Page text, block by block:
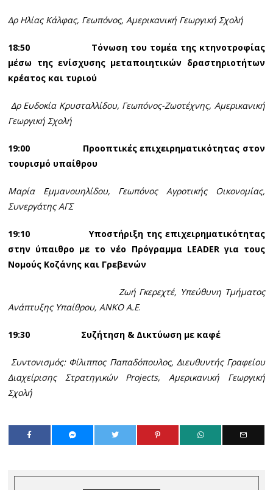
Δρ Ηλίας Κάλφας, Γεωπόνος, Αμερικανική Γεωργική Σχολή
18:50 Τόνωση του τομέα της κτηνοτροφίας
μέσω της ενίσχυσης μεταποιητικών δραστηριοτήτων
κρέατος και τυριού
Δρ Ευδοκία Κρυσταλλίδου, Γεωπόνος-Ζωοτέχνης, Αμερικανική
Γεωργική Σχολή
19:00 Προοπτικές επιχειρηματικότητας στον
τουρισμό υπαίθρου
Μαρία Εμμανουηλίδου, Γεωπόνος Αγροτικής Οικονομίας,
Συνεργάτης ΑΓΣ
19:10 Υποστήριξη της επιχειρηματικότητας
στην ύπαιθρο με το νέο Πρόγραμμα LEADER για τους
Νομούς Κοζάνης και Γρεβενών
Ζωή Γκερεχτέ, Υπεύθυνη Τμήματος
Ανάπτυξης Υπαίθρου, ΑΝΚΟ Α.Ε.
19:30 Συζήτηση & Δικτύωση με καφέ
Συντονισμός: Φίλιππος Παπαδόπουλος, Διευθυντής Γραφείου
Διαχείρισης Στρατηγικών Projects, Αμερικανική Γεωργική
Σχολή